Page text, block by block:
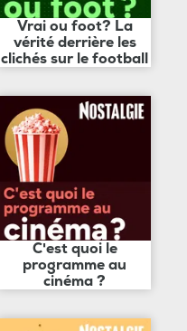
Vrai ou foot? La
vérité derrière les
clichés sur le football
C'est quoi le
programme au
cinéma ?